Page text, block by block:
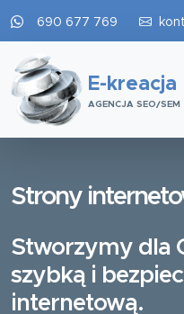
690 677 769
E-kreacja
AGENCJA SEO/SEM
Strony
Stworzymy dla
szybką i
internetową.